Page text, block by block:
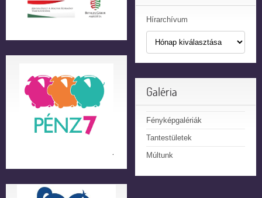
Hírarchívum
Galéria
Fényképgalériák
Tantestületek
Múltunk